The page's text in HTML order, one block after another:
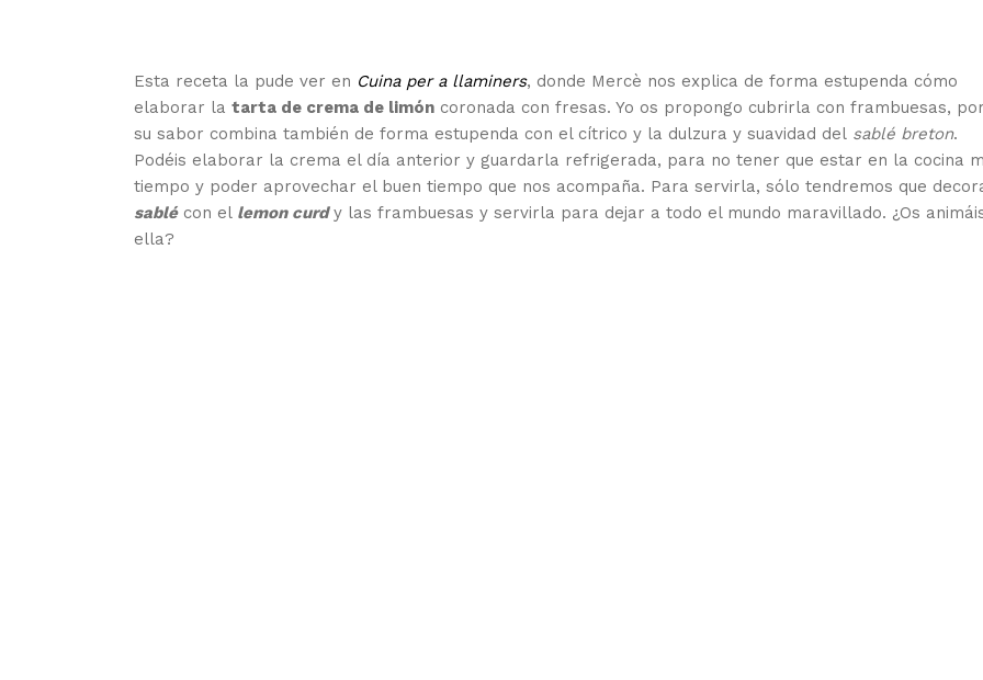
Esta receta la pude ver en Cuina per a llaminers, donde Mercè nos explica de forma estupenda cómo
elaborar la tarta de crema de limón coronada con fresas. Yo os propongo cubrirla con frambuesas,
su sabor combina también de forma estupenda con el cítrico y la dulzura y suavidad del sablé breton.
Podéis elaborar la crema el día anterior y guardarla refrigerada, para no tener que estar en la cocina
tiempo y poder aprovechar el buen tiempo que nos acompaña. Para servirla, sólo tendremos que
sablécon el lemon curdy las frambuesas y servirla para dejar a todo el mundo maravillado. ¿Os
ella?